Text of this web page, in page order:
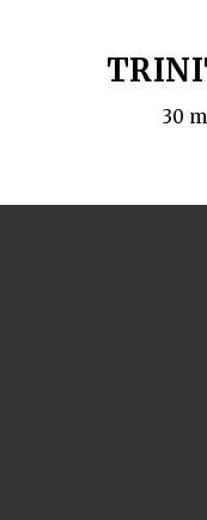
30